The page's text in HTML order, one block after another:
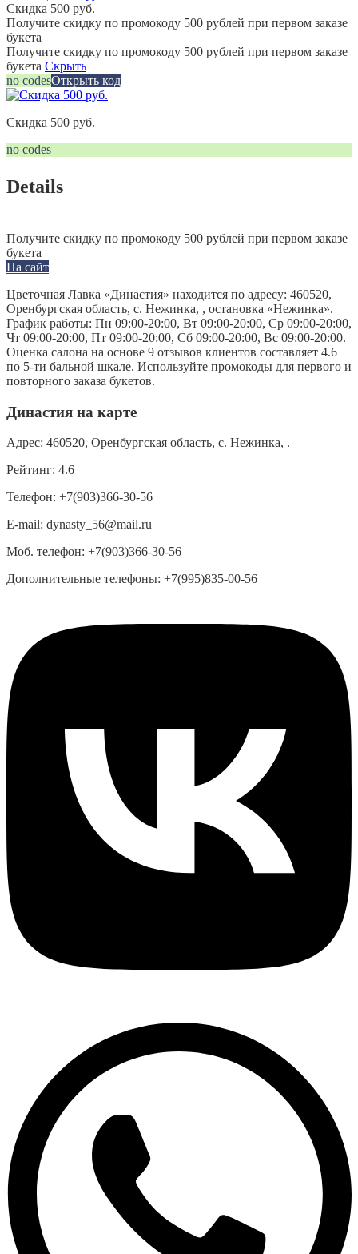
Скидка 500 руб.
Получите скидку по промокоду 500 рублей при первом заказе
букета
Получите скидку по промокоду 500 рублей при первом заказе
букета Скрыть
no codesОткрыть код
Скидка 500 руб.
no codes
Details
Получите скидку по промокоду 500 рублей при первом заказе
букета
На сайт
Цветочная Лавка «Династия» находится по адресу: 460520,
Оренбургская область, с. Нежинка, , остановка «Нежинка».
График работы: Пн 09:00-20:00, Вт 09:00-20:00, Ср 09:00-20:00,
Чт 09:00-20:00, Пт 09:00-20:00, Сб 09:00-20:00, Вс 09:00-20:00.
Оценка салона на основе 9 отзывов клиентов составляет 4.6
по 5-ти бальной шкале. Используйте промокоды для первого и
повторного заказа букетов.
Династия на карте
Адрес: 460520, Оренбургская область, с. Нежинка, .
Рейтинг: 4.6
Телефон: +7(903)366-30-56
E-mail: dynasty_56@mail.ru
Моб. телефон: +7(903)366-30-56
Дополнительные телефоны: +7(995)835-00-56